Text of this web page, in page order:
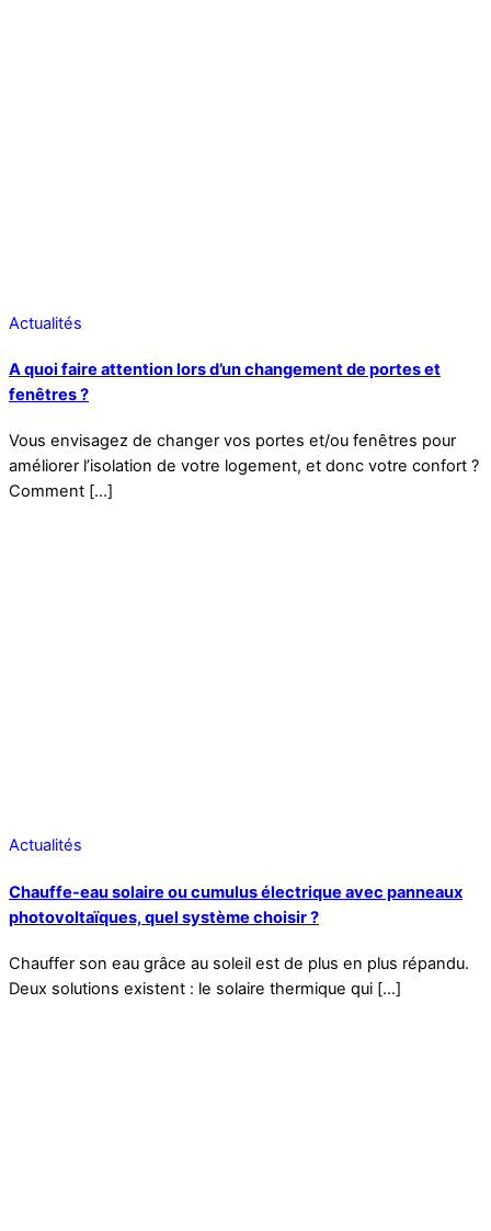
Actualités
A quoi faire attention lors d’un changement de portes et
fenêtres ?
Vous envisagez de changer vos portes et/ou fenêtres pour
améliorer l’isolation de votre logement, et donc votre confort ?
Comment […]
Actualités
Chauffe-eau solaire ou cumulus électrique avec panneaux
photovoltaïques, quel système choisir ?
Chauffer son eau grâce au soleil est de plus en plus répandu.
Deux solutions existent : le solaire thermique qui […]